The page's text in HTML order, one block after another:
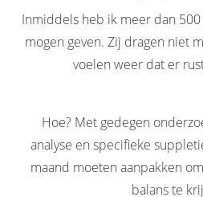
Inmiddels heb ik meer dan
mogen geven. Zij dragen niet
voelen weer dat er
Hoe? Met gedegen
analyse en specifieke
maand moeten aanpakken
balans te